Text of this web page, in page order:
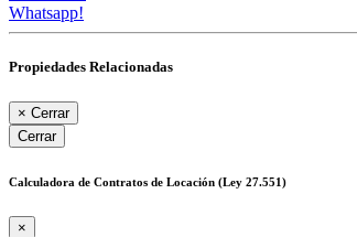
Whatsapp!
Propiedades Relacionadas
× Cerrar
Cerrar
Calculadora de Contratos de Locación (Ley 27.551)
×